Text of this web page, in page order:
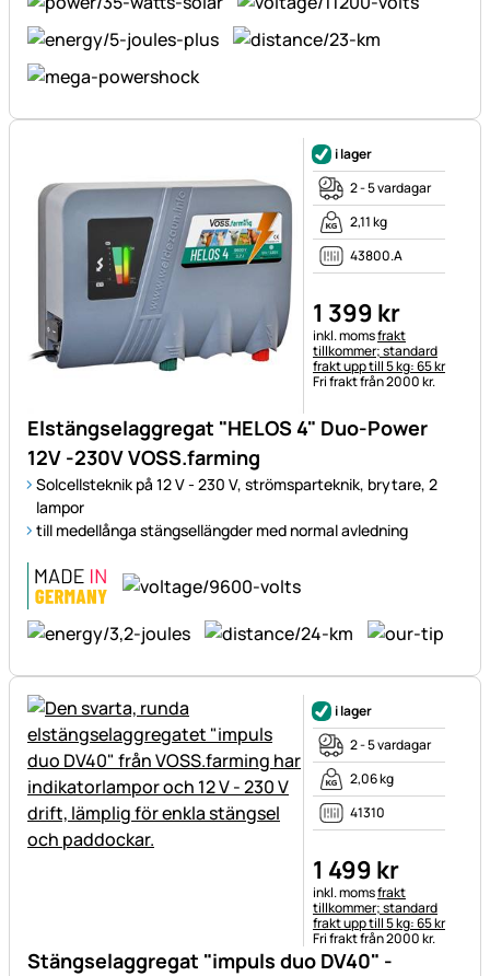
Elstängselaggregat "HELOS 4" Duo-Power
12V -230V VOSS.farming
Solcellsteknik på 12 V - 230 V, strömsparteknik, brytare, 2
lampor
till medellånga stängsellängder med normal avledning
i lager
2 - 5 vardagar
2,11 kg
43800.A
1 399 kr
Skatteinformation:
inkl. momsfrakt
tillkommer; standard
frakt upp till 5 kg: 65 kr
Fri frakt från 2000 kr.
Stängselaggregat "impuls duo DV40" -
i lager
2 - 5 vardagar
2,06 kg
41310
1 499 kr
Skatteinformation:
inkl. momsfrakt
tillkommer; standard
frakt upp till 5 kg: 65 kr
Fri frakt från 2000 kr.